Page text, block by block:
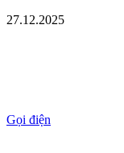
27.12.2025
Gọi điện